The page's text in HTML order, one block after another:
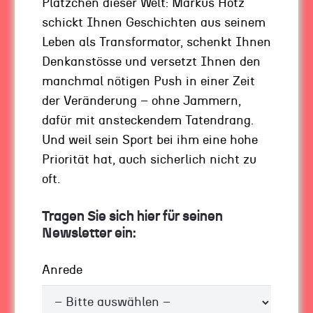
Ihren Weg, zu gehen.
Businesstransformation – eine
positive Haltung entwickeln
„Rückschläge mögen drohen, das Ziel
manchmal aus dem Fokus geraten. Doch
Herausforderungen und Schwierigkeiten werden
zum beherrschbaren Dauerzustand. Mit der
Beherztheit wird das Unrealistische machbar.“
– so habe ichin meinem Buch
Was ist dieses Unrealistische? Immer noch
wünschen sich viele Entscheider eine Welt
Plätzchen dieser Welt: Markus Hotz
schickt Ihnen Geschichten aus seinem
Leben als Transformator, schenkt Ihnen
Denkanstösse und versetzt Ihnen den
manchmal nötigen Push in einer Zeit
der Veränderung – ohne Jammern,
dafür mit ansteckendem Tatendrang.
Und weil sein Sport bei ihm eine hohe
Priorität hat, auch sicherlich nicht zu
oft.
Tragen Sie sich hier für seinen
Newsletter ein:
Anrede